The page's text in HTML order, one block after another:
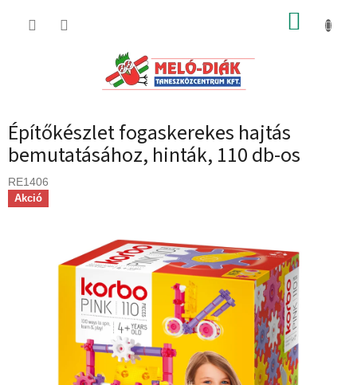
KOSÁR
Építőkészlet fogaskerekes hajtás
bemutatásához, hinták, 110 db-os
RE1406
Akció